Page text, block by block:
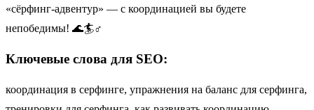
«сёрфинг-адвентур» — с координацией вы будете
непобедимы! 🌊🏄♂️
Ключевые слова для SEO:
координация в серфинге, упражнения на баланс для серфинга,